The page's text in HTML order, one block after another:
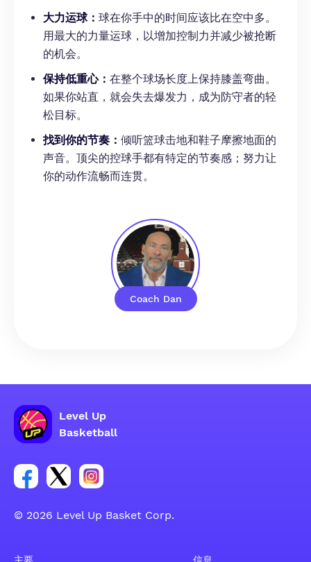
Coach Dan
大力运球： 球在你手中的时间应该比在空中多。
用最大的力量运球，以增加控制力并减少被抢断
的机会。
保持低重心： 在整个球场长度上保持膝盖弯曲。
如果你站直，就会失去爆发力，成为防守者的轻
松目标。
找到你的节奏： 倾听篮球击地和鞋子摩擦地面的
声音。顶尖的控球手都有特定的节奏感；努力让
你的动作流畅而连贯。
Level Up
Basketball
Facebook 账户社交群组链接
Tweeter 账户社交群组链接
Instagram 账户社交群组链接
© 2026 Level Up Basket Corp.